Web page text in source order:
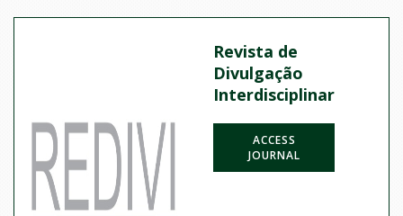
Revista de
Divulgação
Interdisciplinar
ACCESS
JOURNAL